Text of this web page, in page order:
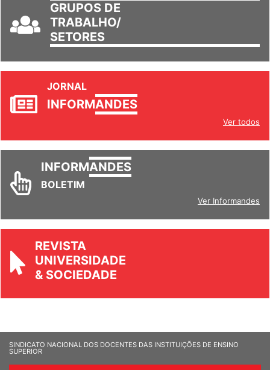
GRUPOS DE
TRABALHO/
SETORES
JORNAL
INFORMANDES
Ver todos
INFORMANDES
BOLETIM
Ver Informandes
REVISTA
UNIVERSIDADE
& SOCIEDADE
SINDICATO NACIONAL DOS DOCENTES DAS INSTITUIÇÕES DE ENSINO
SUPERIOR